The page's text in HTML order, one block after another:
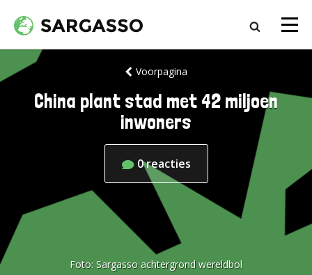
Voorpagina
China plant stad met 42 miljoen
inwoners
0reacties
Foto: Sargasso achtergrond wereldbol